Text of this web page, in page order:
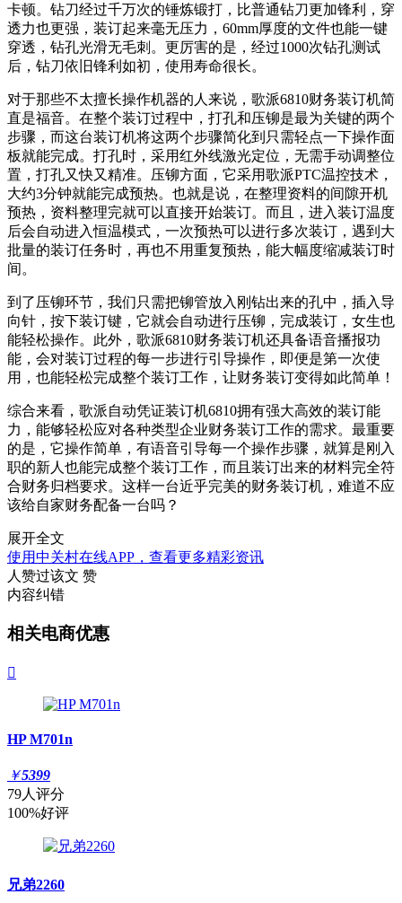
卡顿。钻刀经过千万次的锤炼锻打，比普通钻刀更加锋利，穿
透力也更强，装订起来毫无压力，60mm厚度的文件也能一键
穿透，钻孔光滑无毛刺。更厉害的是，经过1000次钻孔测试
后，钻刀依旧锋利如初，使用寿命很长。
对于那些不太擅长操作机器的人来说，歌派6810财务装订机简
直是福音。在整个装订过程中，打孔和压铆是最为关键的两个
步骤，而这台装订机将这两个步骤简化到只需轻点一下操作面
板就能完成。打孔时，采用红外线激光定位，无需手动调整位
置，打孔又快又精准。压铆方面，它采用歌派PTC温控技术，
大约3分钟就能完成预热。也就是说，在整理资料的间隙开机
预热，资料整理完就可以直接开始装订。而且，进入装订温度
后会自动进入恒温模式，一次预热可以进行多次装订，遇到大
批量的装订任务时，再也不用重复预热，能大幅度缩减装订时
间。
到了压铆环节，我们只需把铆管放入刚钻出来的孔中，插入导
向针，按下装订键，它就会自动进行压铆，完成装订，女生也
能轻松操作。此外，歌派6810财务装订机还具备语音播报功
能，会对装订过程的每一步进行引导操作，即便是第一次使
用，也能轻松完成整个装订工作，让财务装订变得如此简单！
综合来看，歌派自动凭证装订机6810拥有强大高效的装订能
力，能够轻松应对各种类型企业财务装订工作的需求。最重要
的是，它操作简单，有语音引导每一个操作步骤，就算是刚入
职的新人也能完成整个装订工作，而且装订出来的材料完全符
合财务归档要求。这样一台近乎完美的财务装订机，难道不应
该给自家财务配备一台吗？
展开全文
使用中关村在线APP，查看更多精彩资讯
人赞过该文 赞
内容纠错
相关电商优惠

HP M701n
￥5399
79人评分
100%好评
兄弟2260